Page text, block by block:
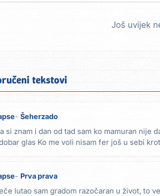
Još uvijek
tekstovi
Šeherzado
si znam i dan od tad sam ko mamuran nije
glas Ko me voli nisam fer još u sebi
Prva prava
lutao sam gradom razočaran u život, to